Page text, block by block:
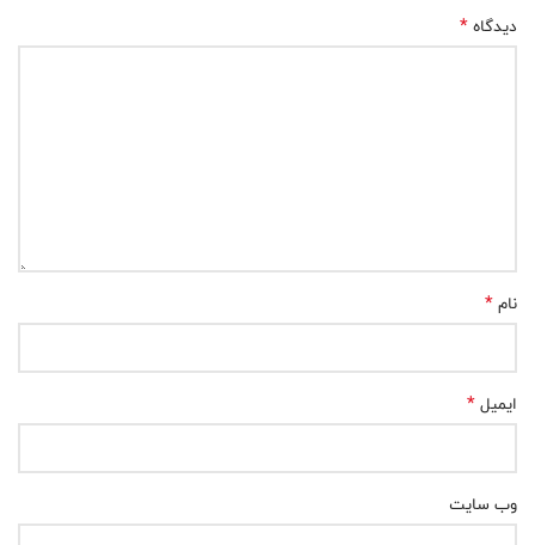
دیدگاه*
نام*
ایمیل*
وب‌ سایت